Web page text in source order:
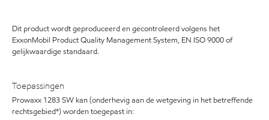
Dit product wordt geproduceerd en gecontroleerd volgens het
ExxonMobil Product Quality Management System, EN ISO 9000 of
gelijkwaardige standaard.
Toepassingen
Prowaxx 1283 SW kan (onderhevig aan de wetgeving in het betreffende
rechtsgebied*) worden toegepast in: